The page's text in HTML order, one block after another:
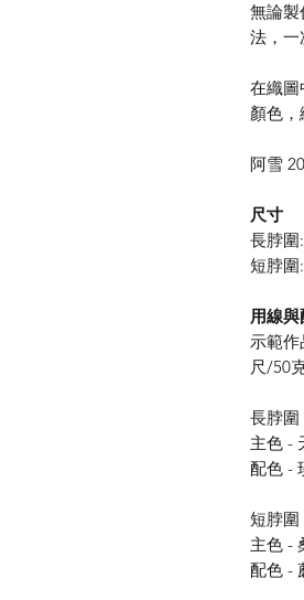
無論製
法，一
在織圖
顏色
阿雪
尺寸
長脖圍
短脖圍
用線
示範作
尺/50
長脖圍
主色 -
配色 -
短脖圍
主色 -
配色 -